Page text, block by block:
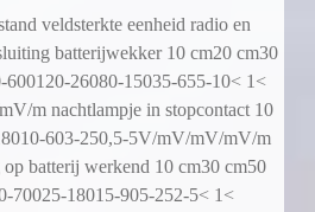
veldsterkte eenheid radio en
batterijwekker 10 cm20 cm30
600120-26080-15035-655-10< 1<
m nachtlampje in stopcontact 10
603-250,5-5V/mV/mV/mV/m
batterij werkend 10 cm30 cm50
70025-18015-905-252-5< 1<